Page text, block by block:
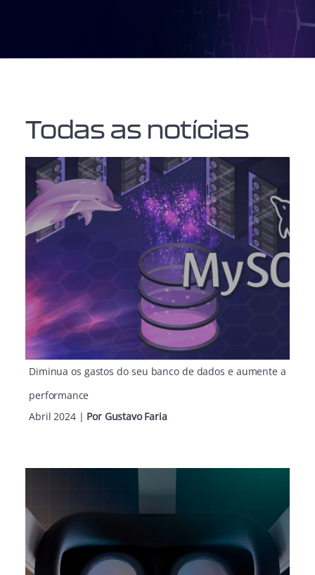
Todas as notícias
Diminua os gastos do seu banco de dados e aumente a
performance
Abril 2024 | Por Gustavo Faria